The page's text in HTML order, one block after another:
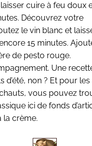
cuire à feu doux
Découvrez votre
le vin blanc et
15 minutes.
de pesto rouge.
Une
d’été, non ? Et pour les
vous pouvez
icide fonds
la crème.